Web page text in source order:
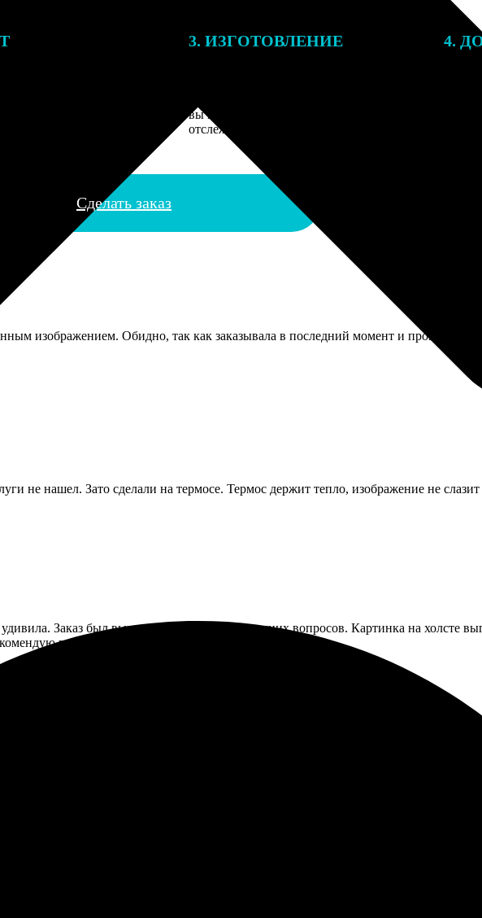
3. ИЗГОТОВЛЕНИЕ
вы получите письмо с трек-номером для
отслеживания.
4.
его в
Сделать заказ
изображением. Обидно, так как заказывала в последний момент и проверяла
не нашел. Зато сделали на термосе. Термос держит тепло, изображение не
Заказ был выполнен быстро и без лишних вопросов. Картинка на холсте
всем, кто хочет что-то особенное!
портрет на холсте и была удивлена качеством работы. Процесс заказа
доставка и приятное общение с менеджером. Портрет выглядят потрясающе,